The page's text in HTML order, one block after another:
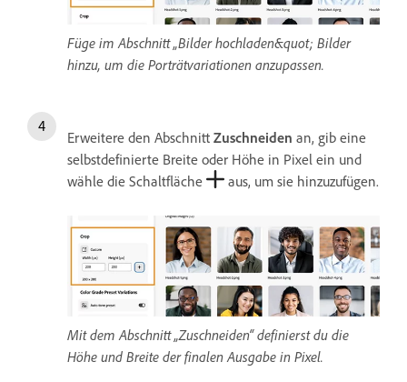
Füge im Abschnitt „Bilder hochladen&quot; Bilder
hinzu, um die Porträtvariationen anzupassen.
Erweitere den Abschnitt Zuschneiden an, gib eine
selbstdefinierte Breite oder Höhe in Pixel ein und
wähle die Schaltfläche
aus, um sie hinzuzufügen.
Mit dem Abschnitt „Zuschneiden“ definierst du die
Höhe und Breite der finalen Ausgabe in Pixel.